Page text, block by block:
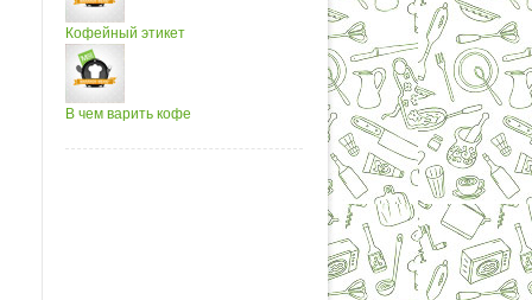
Кофейный этикет
В чем варить кофе